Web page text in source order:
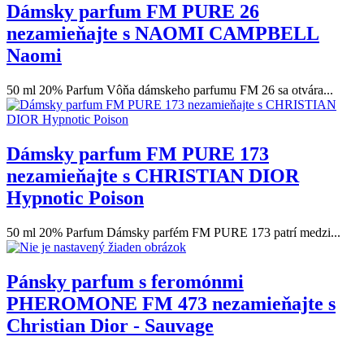
Dámsky parfum FM PURE 26
nezamieňajte s NAOMI CAMPBELL
Naomi
50 ml 20% Parfum Vôňa dámskeho parfumu FM 26 sa otvára...
Dámsky parfum FM PURE 173
nezamieňajte s CHRISTIAN DIOR
Hypnotic Poison
50 ml 20% Parfum Dámsky parfém FM PURE 173 patrí medzi...
Pánsky parfum s feromónmi
PHEROMONE FM 473 nezamieňajte s
Christian Dior - Sauvage